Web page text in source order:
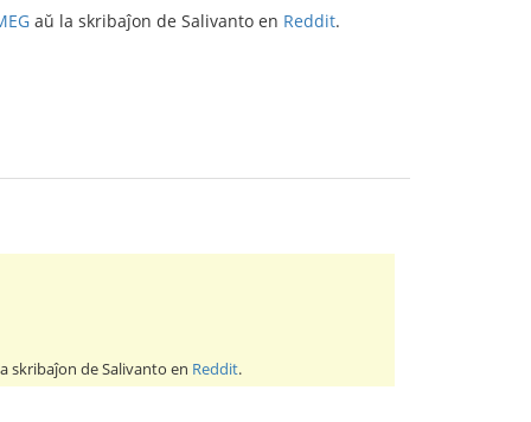
aŭ la skribaĵon de Salivanto en Reddit.
skribaĵon de Salivanto en Reddit.